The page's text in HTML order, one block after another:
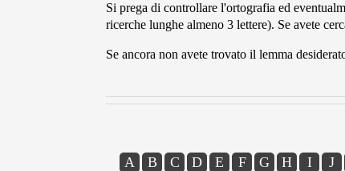
Si prega di controllare l'ortografia ed
ricerche lunghe almeno 3 lettere). Se avete
Se ancora non avete trovato il lemma
A B C D E F G H I J